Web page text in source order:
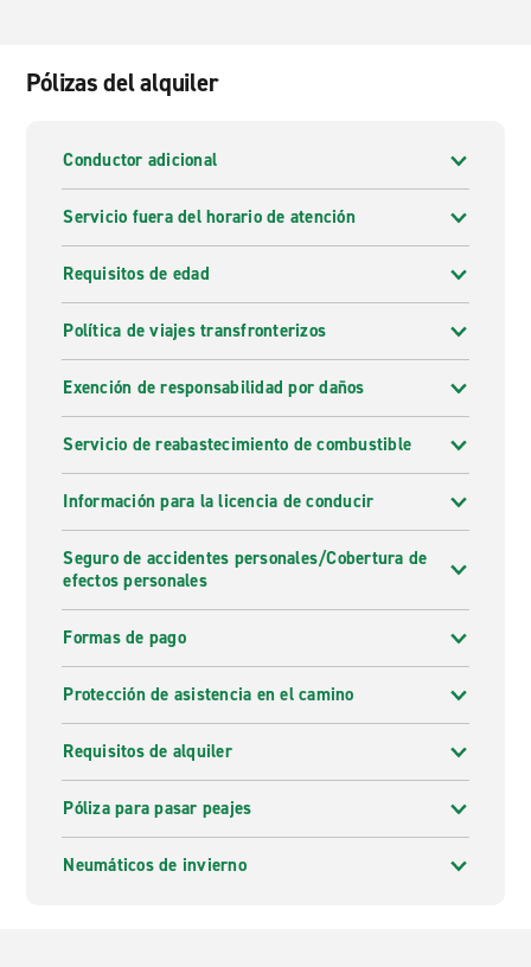
Pólizas del alquiler
Conductor adicional
Servicio fuera del horario de atención
Requisitos de edad
Política de viajes transfronterizos
Exención de responsabilidad por daños
Servicio de reabastecimiento de combustible
Información para la licencia de conducir
Seguro de accidentes personales/Cobertura de
efectos personales
Formas de pago
Protección de asistencia en el camino
Requisitos de alquiler
Póliza para pasar peajes
Neumáticos de invierno